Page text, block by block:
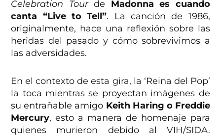
Celebration Tourde Madonna es cuando
canta “Live to Tell”. La canción de 1986,
originalmente, hace una reflexión sobre las
heridas del pasado y cómo sobrevivimos a
las adversidades.
En el contexto de esta gira, la ‘Reina del Pop’
la toca mientras se proyectan imágenes de
su entrañable amigo Keith Haring o Freddie
Mercury, esto a manera de homenaje para
quienes murieron debido al VIH/SIDA.